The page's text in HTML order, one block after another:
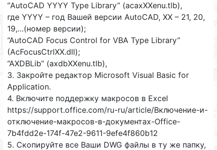
“AutoCAD YYYY Type Library” (acaxXXenu.tlb),
где YYYY – год Вашей версии AutoCAD, XX – 21, 20,
19,…(номер версии);
“AutoCAD Focus Control for VBA Type Library”
(AcFocusCtrlXX.dll);
“AXDBLib” (axdbXXenu.tlb),
3. Закройте редактор Microsoft Visual Basic for
Application.
4. Включите поддержку макросов в Excel
https://support.office.com/ru-ru/article/Включение-и-
отключение-макросов-в-документах-Office-
7b4fdd2e-174f-47e2-9611-9efe4f860b12
5. Скопируйте все Ваши DWG файлы в ту же папку,